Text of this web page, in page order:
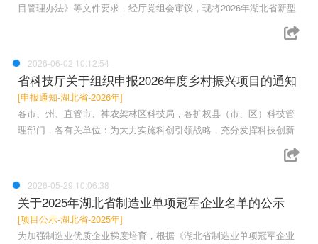
目管理办法》等文件要求，经厅党组会审议，现将2026年湖北省新型
2026-06-02 10:12:54
省科技厅关于组织申报2026年度乡村振兴项目的通知
[申报通知-湖北省-2026年]
各市、州、直管市、神农架林区科技局，各扩权县（市、区）科技管
理部门，各有关单位：为大力实施科创引领战略，充分发挥科技创新
2026-05-29 10:06:38
关于2025年湖北省制造业单项冠军企业名单的公示
[项目公示-湖北省-2025年]
为加强制造业优质企业梯度培育，根据《湖北省制造业单项冠军企业